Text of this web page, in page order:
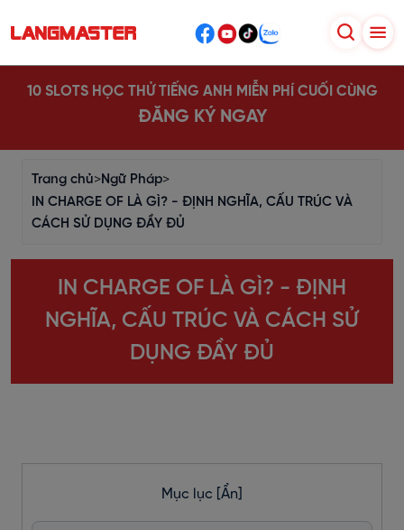
10 SLOTS HỌC THỬ TIẾNG ANH MIỄN PHÍ CUỐI CÙNG
ĐĂNG KÝ NGAY
Trang chủ>Ngữ Pháp>
IN CHARGE OF LÀ GÌ? - ĐỊNH NGHĨA, CẤU TRÚC VÀ
CÁCH SỬ DỤNG ĐẦY ĐỦ
IN CHARGE OF LÀ GÌ? - ĐỊNH
NGHĨA, CẤU TRÚC VÀ CÁCH SỬ
DỤNG ĐẦY ĐỦ
Mục lục [Ẩn]